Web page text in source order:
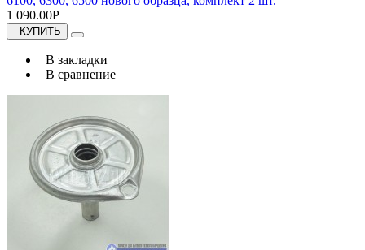
1 090.00Р
КУПИТЬ
В закладки
В сравнение